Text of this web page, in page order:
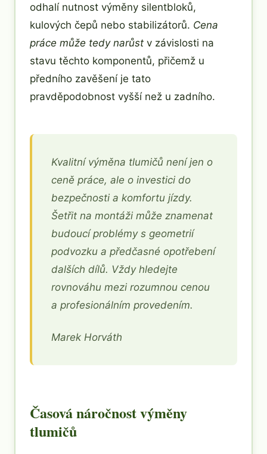
odhalí nutnost výměny silentbloků,
kulových čepů nebo stabilizátorů. Cena
práce může tedy narůst v závislosti na
stavu těchto komponentů, přičemž u
předního zavěšení je tato
pravděpodobnost vyšší než u zadního.
Kvalitní výměna tlumičů není jen o
ceně práce, ale o investici do
bezpečnosti a komfortu jízdy.
Šetřit na montáži může znamenat
budoucí problémy s geometrií
podvozku a předčasné opotřebení
dalších dílů. Vždy hledejte
rovnováhu mezi rozumnou cenou
a profesionálním provedením.
Marek Horváth
Časová náročnost výměny
tlumičů